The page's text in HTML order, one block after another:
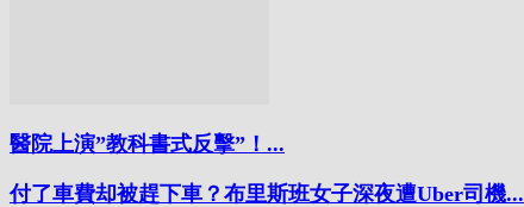
醫院上演”教科書式反擊”！...
付了車費却被趕下車？布里斯班女子深夜遭Uber司機...